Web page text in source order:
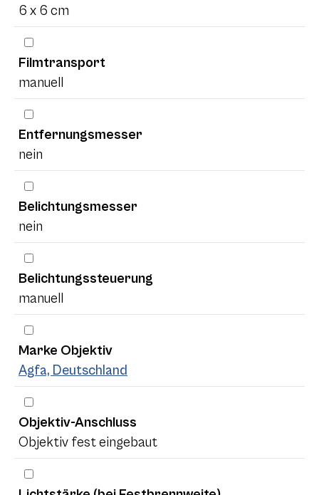
6 x 6 cm
Filmtransport
manuell
Entfernungsmesser
nein
Belichtungsmesser
nein
Belichtungssteuerung
manuell
Marke Objektiv
Agfa, Deutschland
Objektiv-Anschluss
Objektiv fest eingebaut